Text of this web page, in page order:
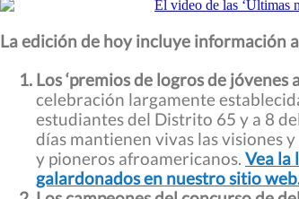
La edición de hoy incluye información
Los ‘premios de logros de jóvenes
celebración largamente
estudiantes del Distrito 65 y a 8
días mantienen vivas las visiones
y pioneros afroamericanos. Vea la
galardonados en nuestro sitio